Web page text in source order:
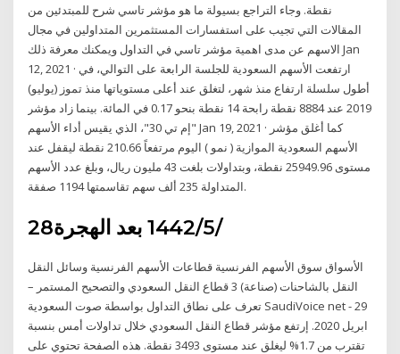
نقطة. وجاء التراجع بسيولة ما هو مؤشر تاسي شرح للمبتدئين من
المقالات التي تجيب على استفسارات المستثمرين المتداولين في مجال
الاسهم عن مدى اهمية مؤشر تاسي في التداول ويمكنك معرفة ذلك Jan
12, 2021 · ارتفعت الأسهم السعودية للجلسة الرابعة على التوالي، في
أطول سلسلة ارتفاع منذ شهر، لتغلق عند أعلى مستوياتها منذ تموز (يوليو)
2019 عند 8884 نقطة رابحة 14 نقطة بنحو 0.17 في المائة. بينما زاد مؤشر
"إم تي 30"، الذي يقيس أداء الأسهم Jan 19, 2021 · كما أغلق مؤشر
الأسهم السعودية الموازية ( نمو ) اليوم مرتفعاً 210.66 نقطة ليقفل عند
مستوى 25949.96 نقطة، وبتداولات بلغت 43 مليون ريال، وبلغ عدد الأسهم
المتداولة 235 ألف سهم تقاسمتها 1194 صفقة.
28‏‏/5‏‏/1442 بعد الهجرة
الأسواق سوق الأسهم الفرنسية قطاعات الأسهم الفرنسية وسائل النقل
النقل بالشاحنات (صناعة) 3 قطاع النقل السعودي والتصحيح المستمر –
تعرف على نطاق التداول بواسطة صوت السعودية SaudiVoice net - 29
ابريل 2020. إرتفع مؤشر قطاع النقل السعودي خلال تداولات أمس بنسبة
تقترب من 1.7% ليغلق عند مستوى 3493 نقطة. هذه الصفحة تحتوي على